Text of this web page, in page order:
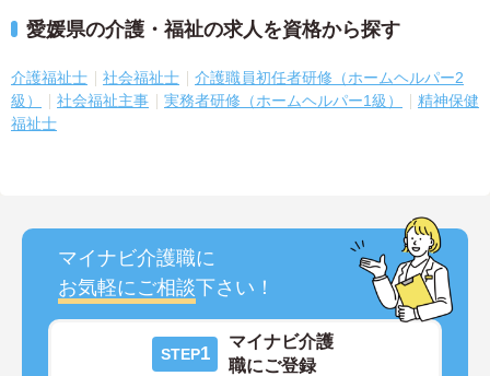
愛媛県の介護・福祉の求人を資格から探す
介護福祉士 社会福祉士
介護職員初任者研修（ホームヘルパー2
級）
社会福祉主事 実務者研修（ホームヘルパー1級）
精神保健
福祉士
マイナビ介護職に
お気軽にご相談下さい！
STEP1
マイナビ介護
職にご登録